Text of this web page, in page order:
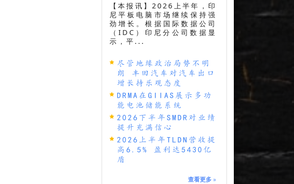
【本报讯】2026上半年，印
尼平板电脑市场继续保持强
劲增长。根据国际数据公司
（IDC）印尼分公司数据显
示，平...
尽管地缘政治局势不明
朗 丰田汽车对汽车出口
增长持乐观态度
DRMA在GIIAS展示多功
能电池储能系统
2026下半年SMDR对业绩
提升充满信心
2026上半年TLDN营收提
高6.5% 盈利达5430亿
盾
查看更多 »